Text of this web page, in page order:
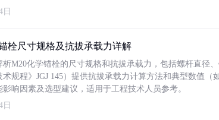
日
栓尺寸规格及抗拔承载力详解
析M20化学锚栓的尺寸规格和抗拔承载力，包括螺杆直径
术规程》JGJ 145）提供抗拔承载力计算方法和典型数值（
响因素及选型建议，适用于工程技术人员参考。
日